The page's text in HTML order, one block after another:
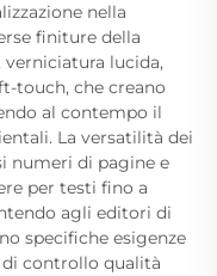
nella
finiture della
lucida,
touch, che creano
al contempo il
La versatilità dei
numeri di pagine e
per testi fino a
agli editori di
specifiche esigenze
controllo qualità